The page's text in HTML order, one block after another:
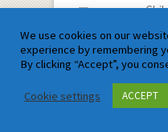
In
We use cookies on our
experience by remembering
By clicking “Accept”, you
Cookie settings ACCEPT